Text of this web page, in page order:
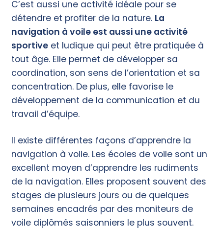
C’est aussi une activité idéale pour se
détendre et profiter de la nature. La
navigation à voile est aussi une activité
sportive et ludique qui peut être pratiquée à
tout âge. Elle permet de développer sa
coordination, son sens de l’orientation et sa
concentration. De plus, elle favorise le
développement de la communication et du
travail d’équipe.
Il existe différentes façons d’apprendre la
navigation à voile. Les écoles de voile sont un
excellent moyen d’apprendre les rudiments
de la navigation. Elles proposent souvent des
stages de plusieurs jours ou de quelques
semaines encadrés par des moniteurs de
voile diplômés saisonniers le plus souvent.